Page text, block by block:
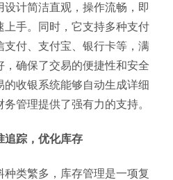
计简洁直观，操作流畅，即
上手。同时，它支持多种支付
支付、支付宝、银行卡等，满
，确保了交易的便捷性和安全
收银系统能够自动生成详细
管理提供了强有力的支持。
追踪，优化库存
类繁多，库存管理是一项复